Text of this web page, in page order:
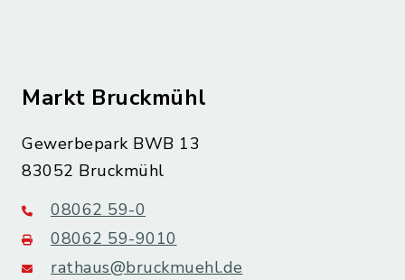
Markt Bruckmühl
Gewerbepark BWB 13
83052 Bruckmühl
08062 59-0
08062 59-9010
rathaus@bruckmuehl.de